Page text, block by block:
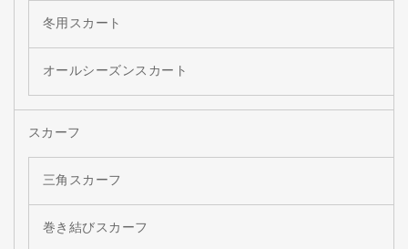
冬用スカート
オールシーズンスカート
スカーフ
三角スカーフ
巻き結びスカーフ